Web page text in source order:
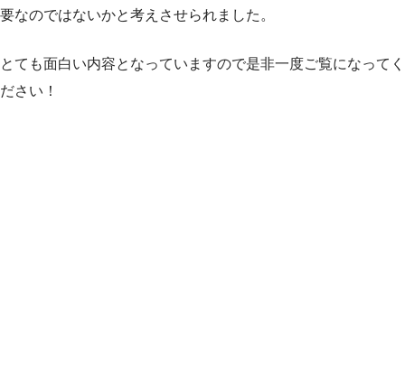
要なのではないかと考えさせられました。
とても面白い内容となっていますので是非一度ご覧になってく
ださい！